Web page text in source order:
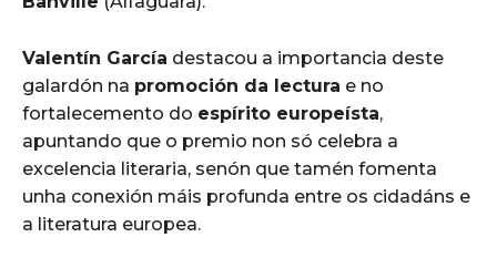
Valentín García destacou a importancia deste
galardón na promoción da lectura e no
fortalecemento do espírito europeísta,
apuntando que o premio non só celebra a
excelencia literaria, senón que tamén fomenta
unha conexión máis profunda entre os cidadáns e
a literatura europea.